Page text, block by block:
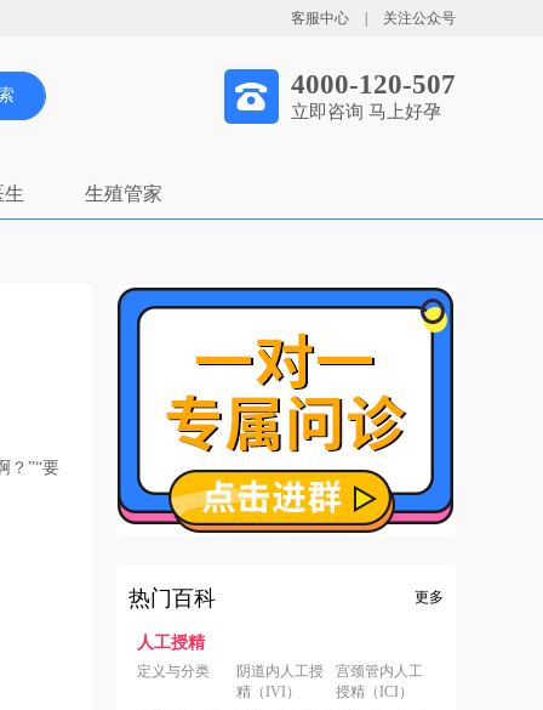
客服中心 | 关注公众号
4000-120-507
立即咨询 马上好孕
生 生殖管家
？”“要
热门百科 更多
人工授精
定义与分类
阴道内人工授
精（IVI）
宫颈管内人工
授精（ICI）